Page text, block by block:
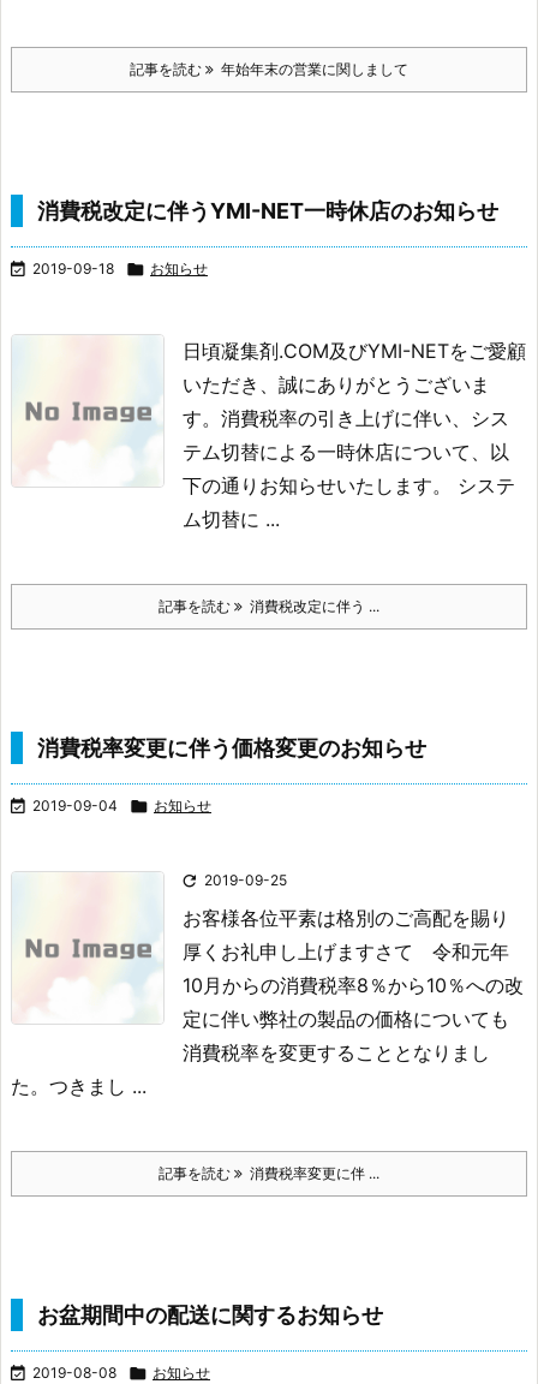
記事を読む 年始年末の営業に関しまして
消費税改定に伴うYMI-NET一時休店のお知らせ
 2019-09-18  お知らせ
日頃凝集剤.COM及びYMI-NETをご愛顧
いただき、誠にありがとうございま
す。 消費税率の引き上げに伴い、シス
テム切替による一時休店について、以
下の通りお知らせいたします。
システ
ム切替に ...
記事を読む 消費税改定に伴う ...
消費税率変更に伴う価格変更のお知らせ
 2019-09-04  お知らせ
 2019-09-25
お客様各位平素は格別のご高配を賜り
厚くお礼申し上げますさて 令和元年
10月からの消費税率8％から10％への改
定に伴い弊社の製品の価格についても
消費税率を変更することとなりまし
た。 つきまし ...
記事を読む 消費税率変更に伴 ...
お盆期間中の配送に関するお知らせ
 2019-08-08  お知らせ